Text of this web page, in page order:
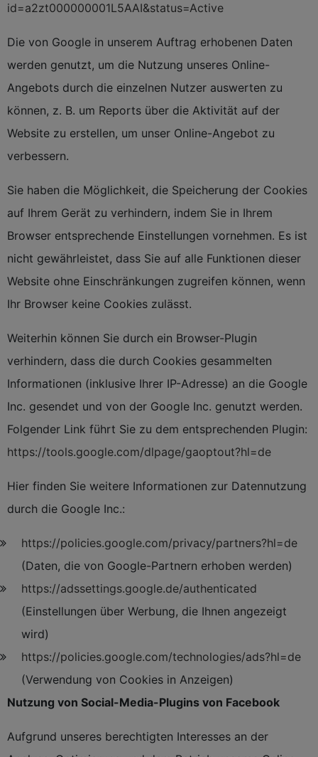
id=a2zt000000001L5AAI&status=Active
Die von Google in unserem Auftrag erhobenen Daten
werden genutzt, um die Nutzung unseres Online-
Angebots durch die einzelnen Nutzer auswerten zu
können, z. B. um Reports über die Aktivität auf der
Website zu erstellen, um unser Online-Angebot zu
verbessern.
Sie haben die Möglichkeit, die Speicherung der Cookies
auf Ihrem Gerät zu verhindern, indem Sie in Ihrem
Browser entsprechende Einstellungen vornehmen. Es ist
nicht gewährleistet, dass Sie auf alle Funktionen dieser
Website ohne Einschränkungen zugreifen können, wenn
Ihr Browser keine Cookies zulässt.
Weiterhin können Sie durch ein Browser-Plugin
verhindern, dass die durch Cookies gesammelten
Informationen (inklusive Ihrer IP-Adresse) an die Google
Inc. gesendet und von der Google Inc. genutzt werden.
Folgender Link führt Sie zu dem entsprechenden Plugin:
https://tools.google.com/dlpage/gaoptout?hl=de
Hier finden Sie weitere Informationen zur Datennutzung
durch die Google Inc.:
https://policies.google.com/privacy/partners?hl=de
(Daten, die von Google-Partnern erhoben werden)
https://adssettings.google.de/authenticated
(Einstellungen über Werbung, die Ihnen angezeigt
wird)
https://policies.google.com/technologies/ads?hl=de
(Verwendung von Cookies in Anzeigen)
Nutzung von Social-Media-Plugins von Facebook
Aufgrund unseres berechtigten Interesses an der